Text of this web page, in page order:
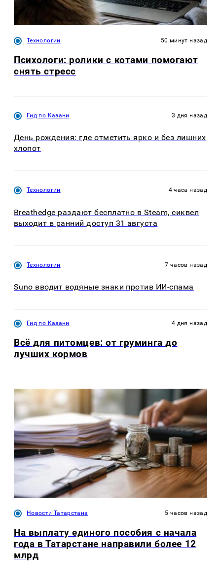
Технологии 50 минут назад
Психологи: ролики с котами помогают
снять стресс
Гид по Казани 3 дня назад
День рождения: где отметить ярко и без лишних
хлопот
Технологии 4 часа назад
Breathedge раздают бесплатно в Steam, сиквел
выходит в ранний доступ 31 августа
Технологии 7 часов назад
Suno вводит водяные знаки против ИИ-спама
Гид по Казани 4 дня назад
Всё для питомцев: от груминга до
лучших кормов
Новости Татарстана 5 часов назад
На выплату единого пособия с начала
года в Татарстане направили более 12
млрд